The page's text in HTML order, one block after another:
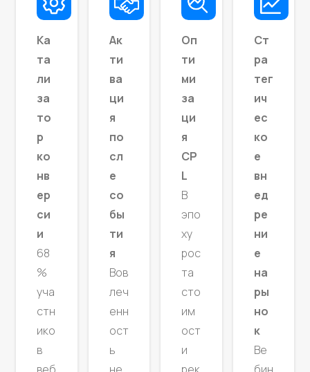
Ка
та
ли
за
то
р
ко
нв
ер
си
и
68
%
уча
стн
ико
в
Ак
ти
ва
ци
я
по
сл
е
со
бы
ти
я
Вов
леч
енн
ост
ь
Оп
ти
ми
за
ци
я
CP
L
В
эпо
ху
рос
та
сто
им
ост
и
рек
Ст
ра
тег
ич
ес
ко
е
вн
ед
ре
ни
е
на
ры
но
к
Ве